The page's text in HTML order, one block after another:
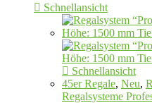
Schnellansicht
Schnellansicht
45er Regale, Neu,
Regalsysteme